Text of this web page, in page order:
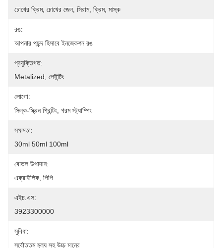
চোখের ক্রিম, চোখের জেল, সিরাম, ক্রিম, মাস্ক
রঙ:
আপনার পছন্দ হিসাবে ইনজেকশন রঙ
প্রযুক্তিগত:
Metalized, পেইন্টিং
লোগো:
সিল্ক-স্ক্রিন প্রিন্টিং, গরম স্ট্যাম্পিং
সক্ষমতা:
30ml 50ml 100ml
বোতল উপাদান:
এক্রাইলিক, পিপি
এইচ.এস:
3923300000
সুবিধা:
সর্বোত্তম মূল্য সহ উচ্চ মানের